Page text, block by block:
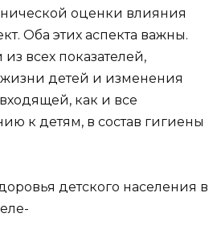
оценки влияния
Оба этих аспекта важны.
всех показателей,
детей и изменения
как и все
к детям, в состав гигиены
детского населения в